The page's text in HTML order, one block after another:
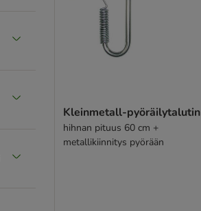
Kleinmetall-pyöräilytalutin
hihnan pituus 60 cm +
metallikiinnitys pyörään